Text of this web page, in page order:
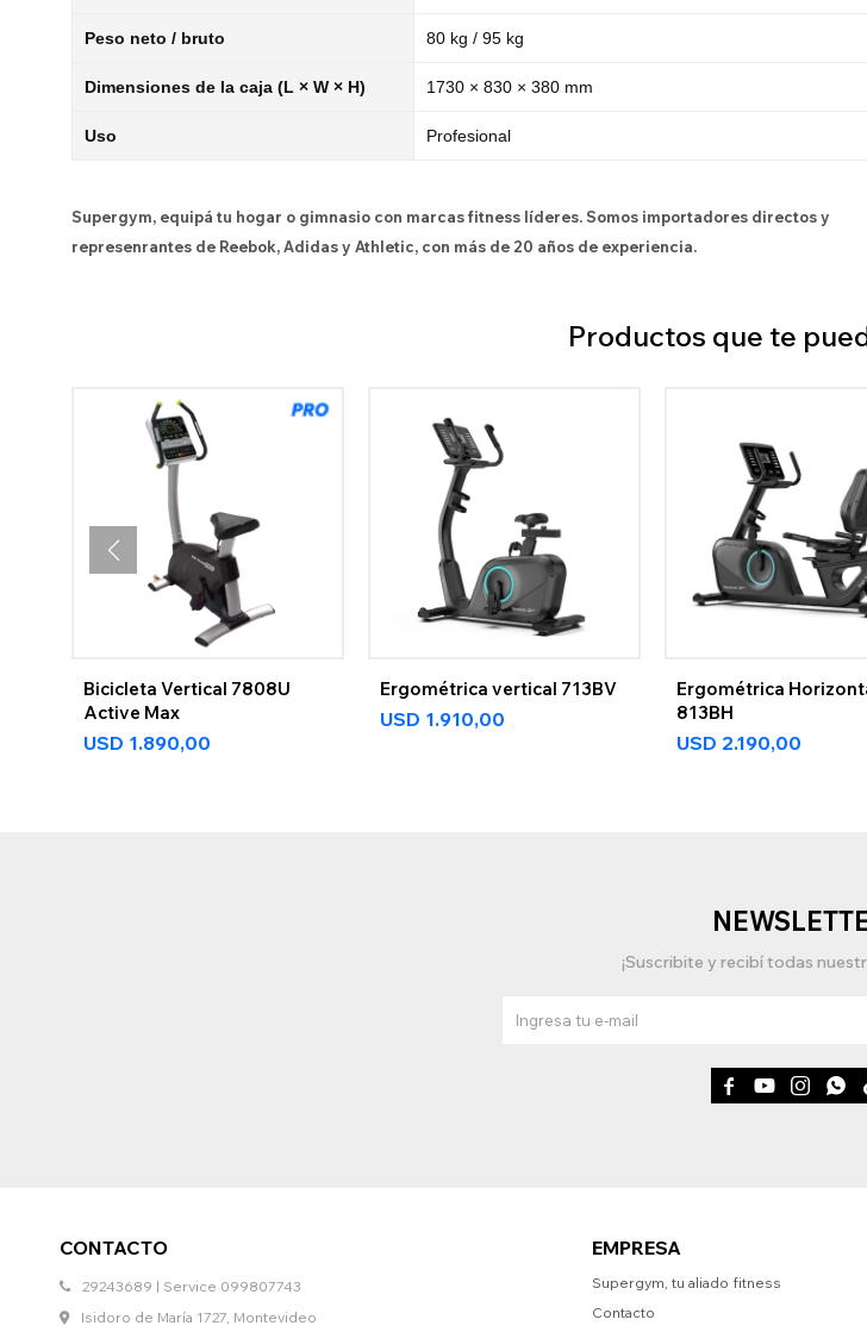
Peso neto / bruto 80 kg / 95 kg
Dimensiones de la caja (L × W × H) 1730 × 830 × 380 mm
Uso Profesional
Supergym, equipá tu hogar o gimnasio con marcas fitness líderes. Somos importadores directos y
represenrantes de Reebok, Adidas y Athletic, con más de 20 años de experiencia.
Productos que te
Bicicleta Vertical 7808U
Active Max
USD 1.890,00
Ergométrica vertical 713BV
USD 1.910,00
Ergométrica
813BH
USD 2.190,00
CONTACTO
29243689 | Service 099807743
Isidoro de María 1727, Montevideo
EMPRESA
Supergym, tu aliado fitness
Contacto
¡Suscribite y recibí todas
   